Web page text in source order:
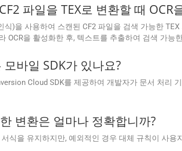
파일을 TEX로 변환할 때 OCR
)을 사용하여 스캔된 CF2 파일을 검색 가능한
OCR을 활성화한 후, 텍스트를 추출하여 검색 가능
바일 SDK가 있나요?
Cloud SDK를 제공하여 개발자가 문서 처리
변환은 얼마나 정확합니까?
식을 유지하지만, 예외적인 경우 대체 규칙이 사용